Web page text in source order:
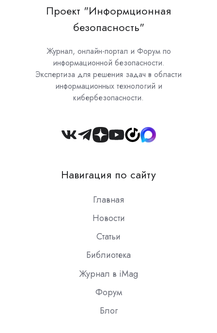
Проект "Информционная
безопасность"
Журнал, онлайн-портал и Форум по
информационной безопасности.
Экспертиза для решения задач в области
информационных технологий и
кибербезопасности.
Join
Slack
Навигация по сайту
Главная
Новости
Статьи
Библиотека
Журнал в iMag
Форум
Блог